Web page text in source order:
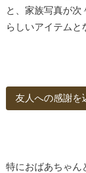
と、家族写真が次
らしいアイテムと
友人への感謝を
特におばあちゃん